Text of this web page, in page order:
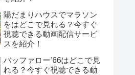
陽だまりハウスでマラソン
をはどこで見れる？今すぐ
視聴できる動画配信サービ
スを紹介！
バッファロー’66はどこで見
れる？今すぐ視聴できる動